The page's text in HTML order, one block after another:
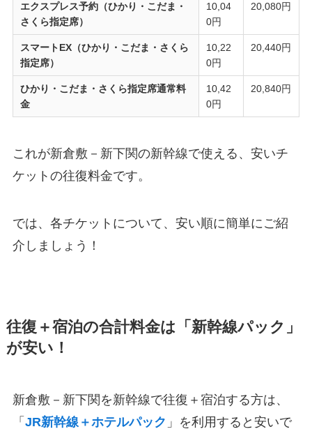
エクスプレス予約（ひかり・こだま・
さくら指定席）
10,04
0円
20,080円
スマートEX（ひかり・こだま・さくら
指定席）
10,22
0円
20,440円
ひかり・こだま・さくら指定席通常料
金
10,42
0円
20,840円
これが新倉敷－新下関の新幹線で使える、安いチ
ケットの往復料金です。
では、各チケットについて、安い順に簡単にご紹
介しましょう！
往復＋宿泊の合計料金は「新幹線パック」
が安い！
新倉敷－新下関を新幹線で往復＋宿泊する方は、
「 JR新幹線＋ホテルパック 」を利用すると安いで